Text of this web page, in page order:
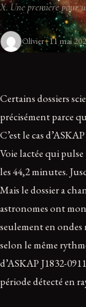
X. Une première pour
Olivier 11 mai
Certains dossiers
précisément parce
C’est le cas
Voie lactée qui
les 44,2 minutes.
Mais le dossier a
astronomes ont
seulement en ondes
selon le même
d’ASKAP J1832-
période détecté en